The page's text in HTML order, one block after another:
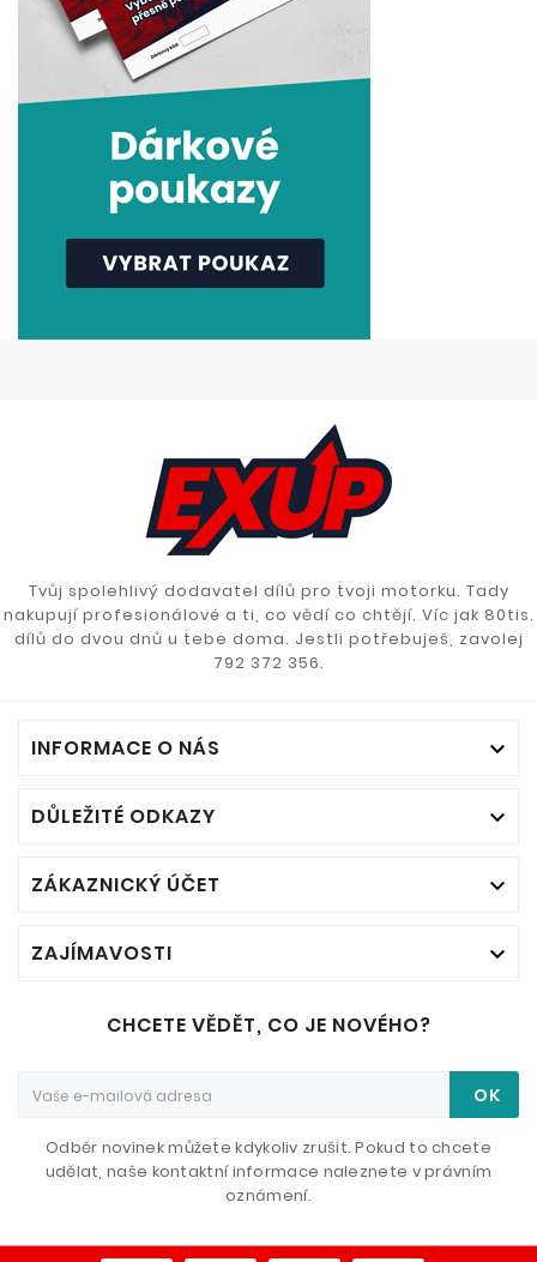
Tvůj spolehlivý dodavatel dílů pro tvoji motorku. Tady
nakupují profesionálové a ti, co vědí co chtějí. Víc jak 80tis.
dílů do dvou dnů u tebe doma. Jestli potřebuješ, zavolej
792 372 356.
INFORMACE O NÁS 
DŮLEŽITÉ ODKAZY 
ZÁKAZNICKÝ ÚČET 
ZAJÍMAVOSTI 
CHCETE VĚDĚT, CO JE NOVÉHO?
OK
Odběr novinek můžete kdykoliv zrušit. Pokud to chcete
udělat, naše kontaktní informace naleznete v právním
oznámení.